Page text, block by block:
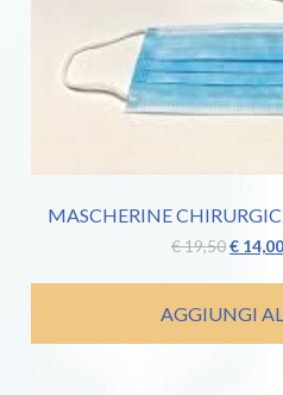
MASCHERINE
€19,50Il
era:
€ 19,50.
€ 14,00
AGGIUNGI